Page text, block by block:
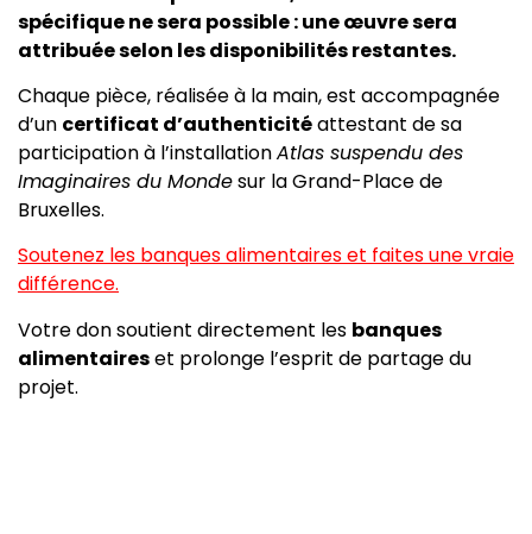
spécifique ne sera possible : une œuvre sera
attribuée selon les disponibilités restantes.
Chaque pièce, réalisée à la main, est accompagnée
d’un certificat d’authenticitéattestant de sa
participation à l’installationAtlas suspendu des
Imaginaires du Mondesur la Grand-Place de
Bruxelles.
Soutenez les banques alimentaires et faites une vraie
différence.
Votre don soutient directement les banques
alimentaireset prolonge l’esprit de partage du
projet.